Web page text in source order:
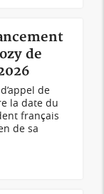
de
de
la date du
français
de sa